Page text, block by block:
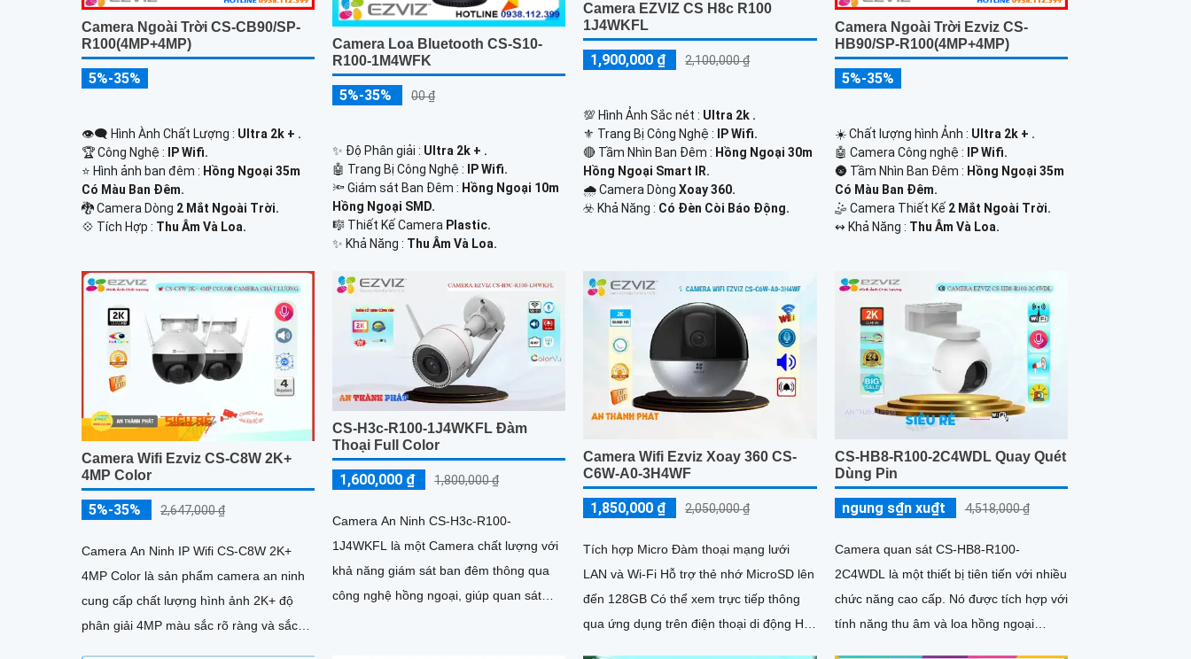
Camera Ngoài Trời CS-CB90/SP-
R100(4MP+4MP)
5%-35%
👁️‍🗨 Hình Ành Chất Lượng : Ultra 2k + .
🏆 Công Nghệ :
IP Wifi.
⭐ Hình ảnh ban đêm : Hồng Ngoại 35m
Có Màu Ban Ðêm.
🐉️ Camera Dòng 2 Mắt Ngoài Trời.
️💠 Tích Hợp : Thu Âm Và Loa.
Camera Loa Bluetooth CS-S10-
R100-1M4WFK
5%-35% 00 ₫
✨ Độ Phân giải : Ultra 2k + .
🤖️ Trang Bị Công Nghệ :
IP Wifi.
🔦 Giám sát Ban Đêm : Hồng Ngoại 10m
Hồng Ngoại SMD.
🎼️ Thiết Kế Camera Plastic.
️✨ Khả Năng : Thu Âm Và Loa.
Camera EZVIZ CS H8c R100
1J4WKFL
1,900,000 ₫ 2,100,000 ₫
💯 Hình Ảnh Sắc nét : Ultra 2k .
⚜️ Trang Bị Công Nghệ :
IP Wifi.
🔴 Tầm Nhìn Ban Đêm : Hồng Ngoại 30m
Hồng Ngoại Smart IR.
🌧️ Camera DòngXoay 360.
️☣️ Khả Năng : Có Đèn Còi Báo Động.
Camera Ngoài Trời Ezviz CS-
HB90/SP-R100(4MP+4MP)
5%-35%
☀️ Chất lượng hình Ảnh : Ultra 2k + .
🤖️ Camera Công nghệ :
IP Wifi.
🌚 Tầm Nhìn Ban Đêm : Hồng Ngoại 35m
Có Màu Ban Ðêm.
🤹 Camera Thiết Kế 2 Mắt Ngoài Trời.
️↭ Khả Năng : Thu Âm Và Loa.
Camera Wifi Ezviz CS-C8W 2K+
4MP Color
5%-35% 2,647,000 ₫
Camera An Ninh IP Wifi CS-C8W 2K+
4MP Color là sản phẩm camera an ninh
cung cấp chất lượng hình ảnh 2K+ độ
phân giải 4MP màu sắc rõ ràng và sắc
CS-H3c-R100-1J4WKFL Đàm
Thoại Full Color
1,600,000 ₫ 1,800,000 ₫
Camera An Ninh CS-H3c-R100-
1J4WKFL là một Camera chất lượng với
khả năng giám sát ban đêm thông qua
công nghệ hồng ngoại, giúp quan sát
Camera Wifi Ezviz Xoay 360 CS-
C6W-A0-3H4WF
1,850,000 ₫ 2,050,000 ₫
Tích hợp Micro Đàm thoại mạng lưới
LAN và Wi-Fi Hỗ trợ thẻ nhớ MicroSD lên
đến 128GB Có thể xem trực tiếp thông
qua ứng dụng trên điện thoại di động Hỗ
CS-HB8-R100-2C4WDL Quay Quét
Dùng Pin
ngung s₫n xu₫t 4,518,000 ₫
Camera quan sát CS-HB8-R100-
2C4WDL là một thiết bị tiên tiến với nhiều
chức năng cao cấp. Nó được tích hợp với
tính năng thu âm và loa hồng ngoại